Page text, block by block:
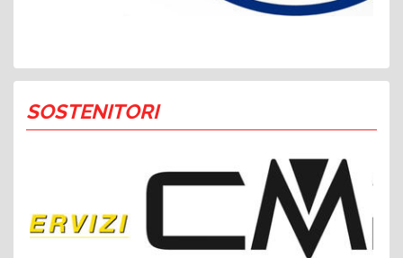
SOSTENITORI